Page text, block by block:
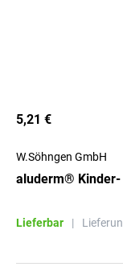
5,21 €
W.Söhngen GmbH
aluderm®
Lieferbar |